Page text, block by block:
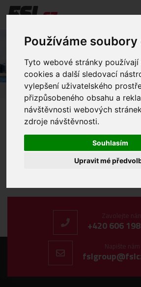
Používáme
Tyto webové stránky používají
cookies a další sledovací
vylepšení uživatelského
přizpůsobeného obsahu a
návštěvnosti webových
zdroje návštěvnosti.
Souhlasím
Upravit mé
Lodní přeprava
Přeprava Lodní přeprava
FCL – celokontejnery všech typů
BB – Break bulk – přeprava nadrozměrů
Nebezpečné zásilky včetně tř. 1
Zavolejte
+420 606
Napište nám